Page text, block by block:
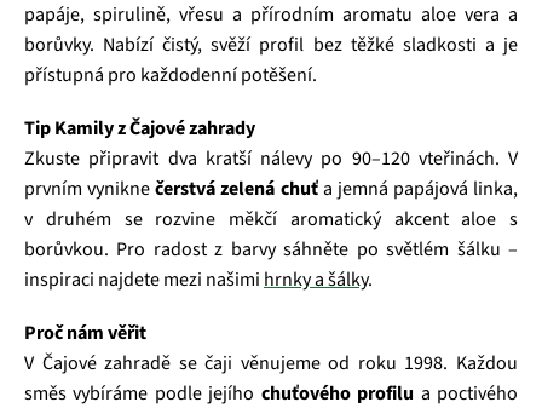
papáje, spirulině, vřesu a přírodním aromatu aloe vera a
borůvky. Nabízí čistý, svěží profil bez těžké sladkosti a je
přístupná pro každodenní potěšení.
Tip Kamily z Čajové zahrady
Zkuste připravit dva kratší nálevy po 90–120 vteřinách. V
prvním vyniknečerstvá zelená chuťa jemná papájová linka,
v druhém se rozvine měkčí aromatický akcent aloe s
borůvkou. Pro radost z barvy sáhněte po světlém šálku –
inspiraci najdete mezi našimi hrnky a šálky.
Proč nám věřit
V Čajové zahradě se čaji věnujeme od roku 1998. Každou
směs vybíráme podle jejího chuťového profilu a poctivého